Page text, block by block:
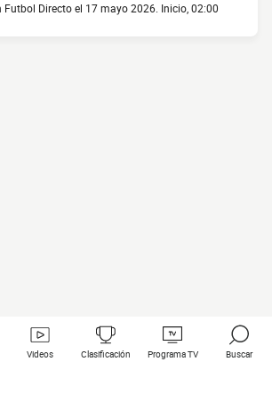
Futbol Directo el 17 mayo 2026. Inicio, 02:00
Videos Clasificación Programa TV Buscar